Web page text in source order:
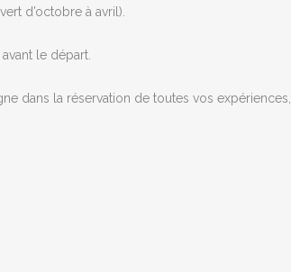
d’octobre à avril).
le départ.
dans la réservation de toutes vos